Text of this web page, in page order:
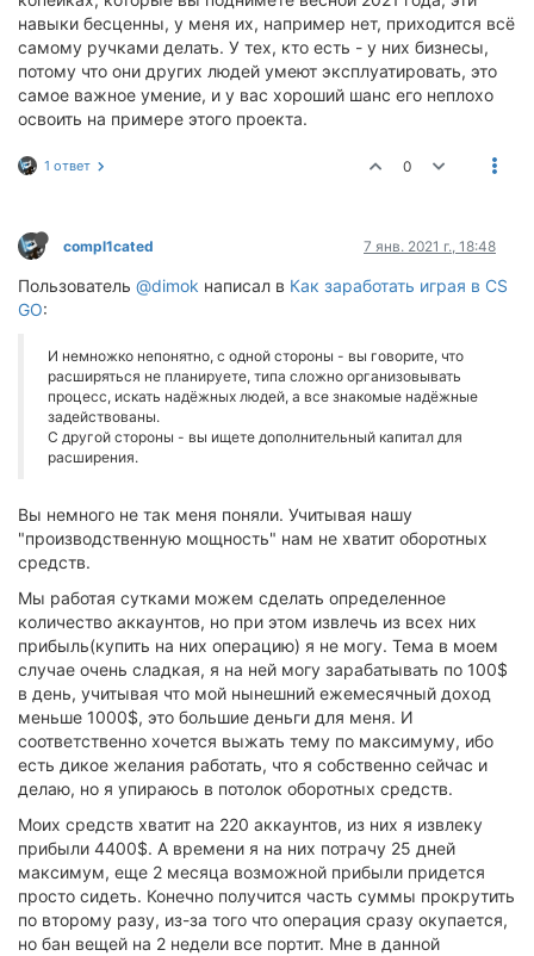
навыки бесценны, у меня их, например нет, приходится всё
самому ручками делать. У тех, кто есть - у них бизнесы,
потому что они других людей умеют эксплуатировать, это
самое важное умение, и у вас хороший шанс его неплохо
освоить на примере этого проекта.
1 ответ 0
compl1cated 7 янв. 2021 г., 18:48
Пользователь @dimok написал в Как заработать играя в CS
GO:
И немножко непонятно, с одной стороны - вы говорите, что
расширяться не планируете, типа сложно организовывать
процесс, искать надёжных людей, а все знакомые надёжные
задействованы.
С другой стороны - вы ищете дополнительный капитал для
расширения.
Вы немного не так меня поняли. Учитывая нашу
"производственную мощность" нам не хватит оборотных
средств.
Мы работая сутками можем сделать определенное
количество аккаунтов, но при этом извлечь из всех них
прибыль(купить на них операцию) я не могу. Тема в моем
случае очень сладкая, я на ней могу зарабатывать по 100$
в день, учитывая что мой нынешний ежемесячный доход
меньше 1000$, это большие деньги для меня. И
соответственно хочется выжать тему по максимуму, ибо
есть дикое желания работать, что я собственно сейчас и
делаю, но я упираюсь в потолок оборотных средств.
Моих средств хватит на 220 аккаунтов, из них я извлеку
прибыли 4400$. А времени я на них потрачу 25 дней
максимум, еще 2 месяца возможной прибыли придется
просто сидеть. Конечно получится часть суммы прокрутить
по второму разу, из-за того что операция сразу окупается,
но бан вещей на 2 недели все портит. Мне в данной